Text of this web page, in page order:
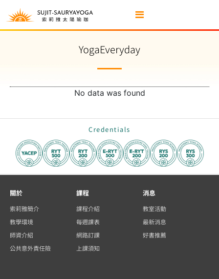
YogaEveryday
No data was found
Credentials
關於
索莉雅簡介
教學環境
師資介紹
公共意外責任險
課程
課程介紹
每週課表
網路訂課
上課須知
消息
教室活動
最新消息
好書推薦